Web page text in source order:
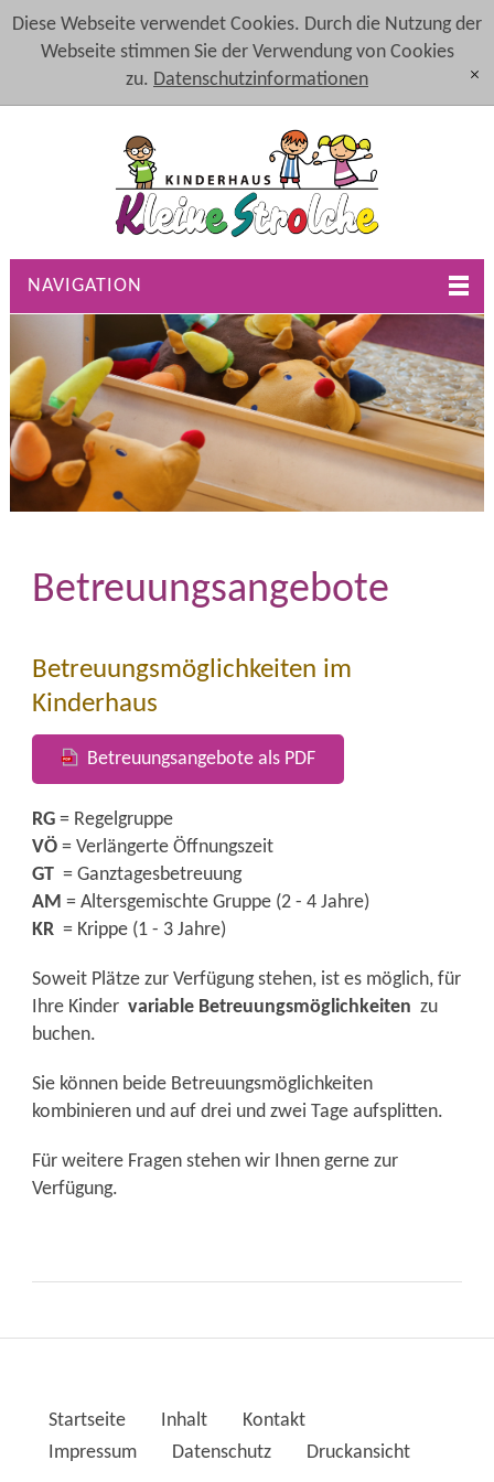
Diese Webseite verwendet Cookies. Durch die Nutzung der
Webseite stimmen Sie der Verwendung von Cookies
zu. Datenschutzinformationen [x]
NAVIGATION
Betreuungsangebote
Betreuungsmöglichkeiten im
Kinderhaus
Betreuungsangebote als PDF
RG = Regelgruppe
VÖ = Verlängerte Öffnungszeit
GT = Ganztagesbetreuung
AM = Altersgemischte Gruppe (2 - 4 Jahre)
KR = Krippe (1 - 3 Jahre)
Soweit Plätze zur Verfügung stehen, ist es möglich, für
Ihre Kinder variable Betreuungsmöglichkeiten zu
buchen.
Sie können beide Betreuungsmöglichkeiten
kombinieren und auf drei und zwei Tage aufsplitten.
Für weitere Fragen stehen wir Ihnen gerne zur
Verfügung.
Startseite Inhalt
Kontakt
Impressum
Datenschutz Druckansicht